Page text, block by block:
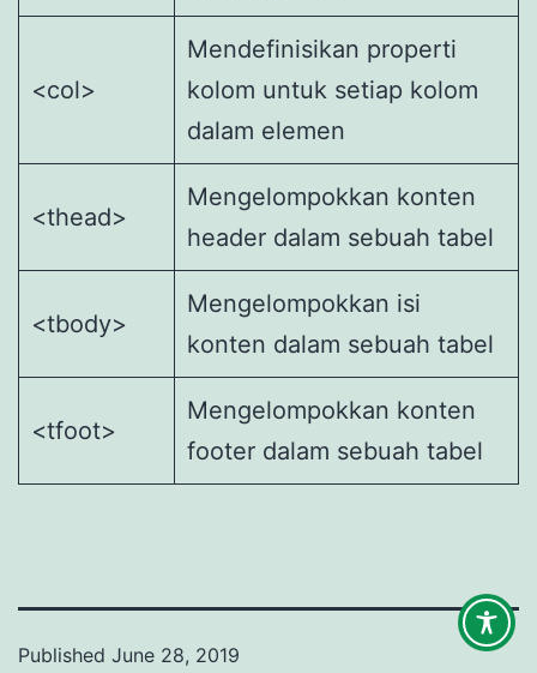
<col>
Mendefinisikan properti
kolom untuk setiap kolom
dalam elemen
<thead>
Mengelompokkan konten
header dalam sebuah tabel
<tbody>
Mengelompokkan isi
konten dalam sebuah tabel
<tfoot>
Mengelompokkan konten
footer dalam sebuah tabel
Published June 28, 2019